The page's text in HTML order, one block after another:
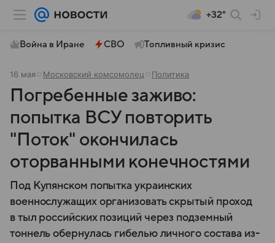
+32°
Война в Иране СВО Топливный кризис
16 мая Московский комсомолец Политика
Погребенные заживо:
попытка ВСУ повторить
"Поток" окончилась
оторванными конечностями
Под Купянском попытка украинских
военнослужащих организовать скрытый проход
в тыл российских позиций через подземный
тоннель обернулась гибелью личного состава из-